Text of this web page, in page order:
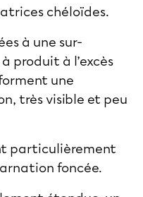
chéloïdes.
à une sur-
produit à l’excès
une
très visible et peu
particulièrement
foncée.